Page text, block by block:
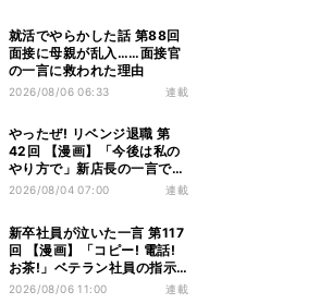
就活でやらかした話 第88回
面接に母親が乱入……面接官
の一言に救われた理由
2026/08/06 06:33 連載
やったぜ! リベンジ退職 第
42回 【漫画】「今後は私の
やり方で」新店長の一言でベ
テラン退職→崩壊した現場
2026/08/04 07:00 連載
新卒社員が泣いた一言 第117
回 【漫画】「コピー! 電話!
お茶!」ベテラン社員の指示
が“単語だけ”だった
2026/08/06 11:00 連載